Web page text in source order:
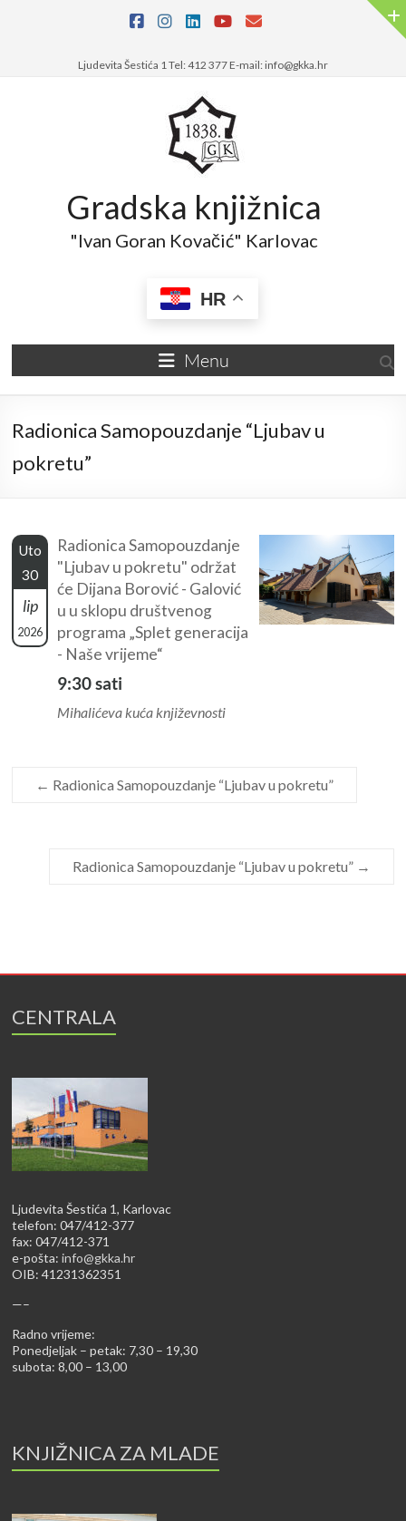
Ljudevita Šestića 1 Tel: 412 377 E-mail: info@gkka.hr
Gradska knjižnica
"Ivan Goran Kovačić" Karlovac
HR
Menu
Radionica Samopouzdanje “Ljubav u
pokretu”
Uto
30
lip
2026
Radionica Samopouzdanje
"Ljubav u pokretu" održat
će Dijana Borović - Galović
u u sklopu društvenog
programa „Splet generacija
- Naše vrijeme“
9:30 sati
Mihalićeva kuća književnosti
← Radionica Samopouzdanje “Ljubav u pokretu”
Radionica Samopouzdanje “Ljubav u pokretu” →
CENTRALA
Ljudevita Šestića 1, Karlovac
telefon: 047/412-377
fax: 047/412-371
e-pošta:info@gkka.hr
OIB: 41231362351
—–
Radno vrijeme:
Ponedjeljak – petak: 7,30 – 19,30
subota: 8,00 – 13,00
KNJIŽNICA ZA MLADE